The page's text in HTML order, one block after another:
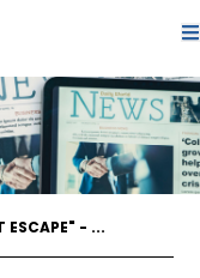
ESCAPE" - ...